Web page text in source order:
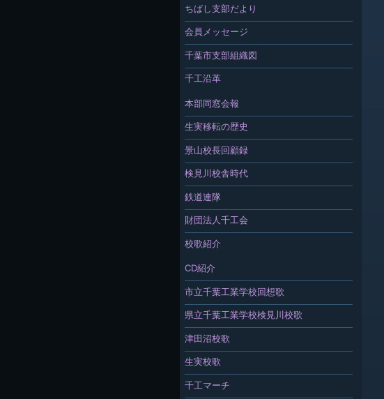
ちばし支部だより
会員メッセージ
千葉市支部組織図
千工沿革
本部同窓会報
生実移転の歴史
景山校長回顧録
検見川校舎時代
鉄道連隊
財団法人千工会
校歌紹介
CD紹介
市立千葉工業学校回想歌
県立千葉工業学校検見川校歌
津田沼校歌
生実校歌
千工マーチ